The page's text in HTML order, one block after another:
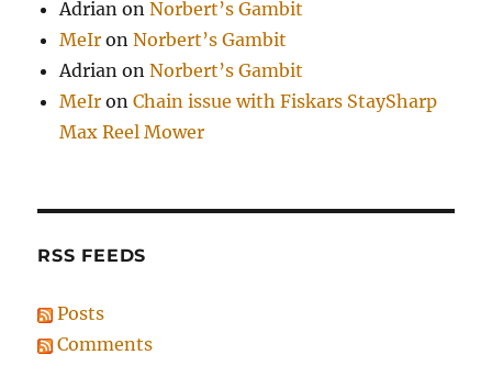
Adrian onNorbert’s Gambit
MeIr onNorbert’s Gambit
Adrian onNorbert’s Gambit
MeIr onChain issue with Fiskars StaySharp
Max Reel Mower
RSS FEEDS
Posts
Comments